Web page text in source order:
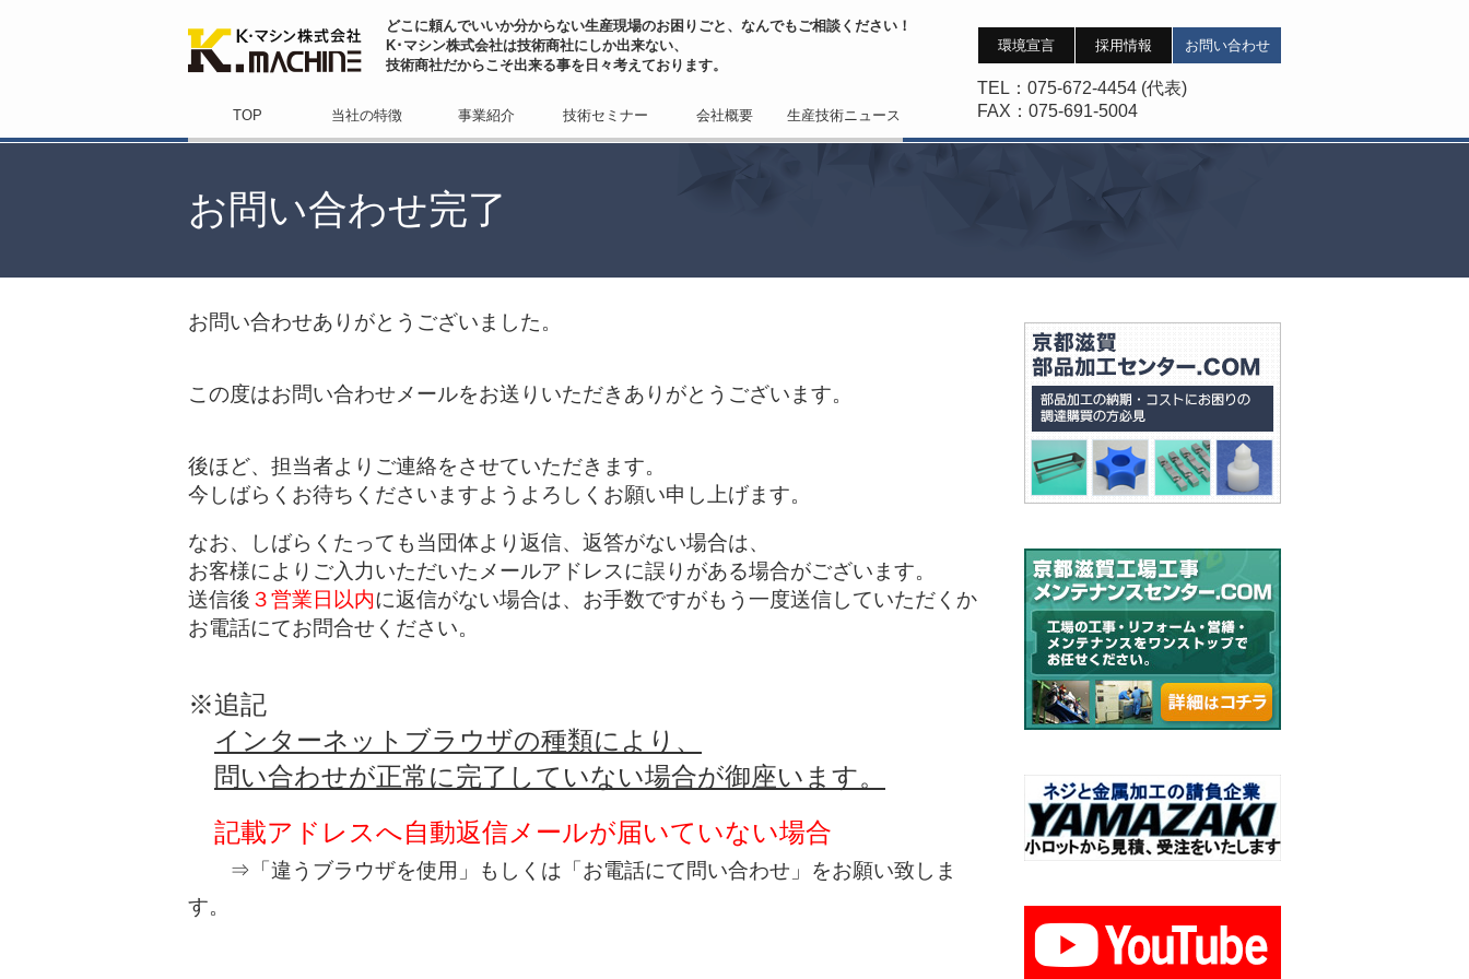
どこに頼んでいいか分からない生産現場のお困りごと、なんでもご相談ください！
K･マシン株式会社は技術商社にしか出来ない、
技術商社だからこそ出来る事を日々考えております。
TOP 当社の特徴 事業紹介 技術セミナー 会社概要 生産技術ニュース
環境宣言 採用情報 お問い合わせ
TEL ：075-672-4454 (代表)
FAX ：075-691-5004
お問い合わせ完了
お問い合わせありがとうございました。
この度はお問い合わせメールをお送りいただきありがとうございます。
後ほど、担当者よりご連絡をさせていただきます。
今しばらくお待ちくださいますようよろしくお願い申し上げます。
なお、しばらくたっても当団体より返信、返答がない場合は、
お客様によりご入力いただいたメールアドレスに誤りがある場合がございます。
送信後 ３営業日以内に返信がない場合は、お手数ですがもう一度送信していただくか
お電話にてお問合せください。
※追記
インターネットブラウザの種類により、
問い合わせが正常に完了していない場合が御座います。
記載アドレスへ自動返信メールが届いていない場合
⇒「違うブラウザを使用」もしくは「お電話にて問い合わせ」をお願い致しま
す。